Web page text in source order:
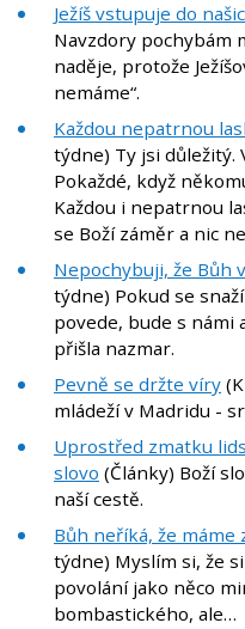
Ježíš vstupuje do
Navzdory pochybám
naděje, protože
nemáme“.
Každou nepatrnou
týdne) Ty jsi důležitý.
Pokaždé, když
Každou i nepatrnou
se Boží záměr a nic
Nepochybuji, že Bůh
týdne) Pokud se
povede, bude s námi
přišla nazmar.
Pevně se držte víry
mládeží v Madridu -
Uprostřed zmatku
slovo (Články) Boží
naší cestě.
Bůh neříká, že
týdne) Myslím si, že
povolání jako něco
bombastického, ale…